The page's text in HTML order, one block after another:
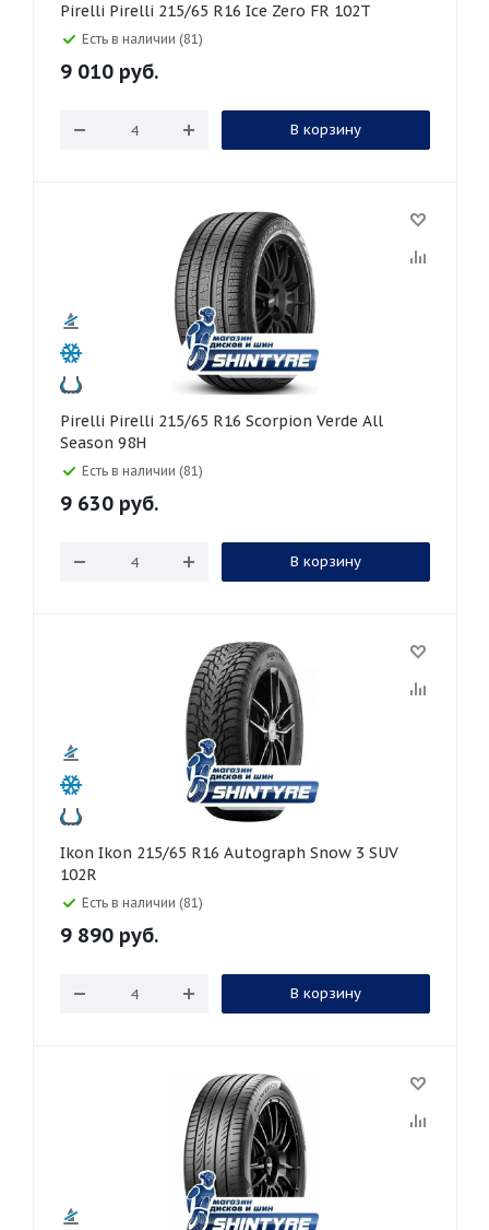
Pirelli Pirelli 215/65 R16 Ice Zero FR 102T
Есть в наличии (81)
9 010 руб.
В корзину
Pirelli Pirelli 215/65 R16 Scorpion Verde All
Season 98H
Есть в наличии (81)
9 630 руб.
В корзину
Ikon Ikon 215/65 R16 Autograph Snow 3 SUV
102R
Есть в наличии (81)
9 890 руб.
В корзину